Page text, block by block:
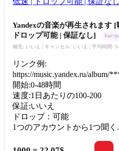
Yandexの音楽が再生されます
ドロップ可能 | 保証なし]
補充: いいえ | キャンセル: いいえ | 平均時間: 5-
リンク例:
https://music.yandex.ru/album/
開始:0-48時間
速度:1日あたりの100-200
保証:いいえ
ドロップ：可能
1つのアカウントから1つ聞く